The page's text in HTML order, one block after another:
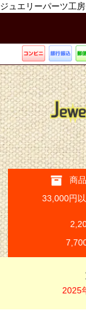
ジュエリーパーツ工房
商
33,000円
2025